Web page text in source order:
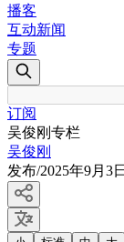
播客
互动新闻
专题
订阅
吴俊刚专栏
吴俊刚
发布/2025年9月3